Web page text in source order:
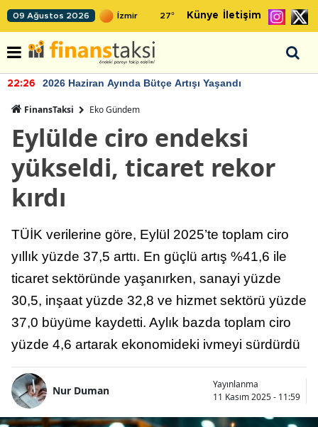
09 Ağustos 2026 27° Künye İletişim
22:26 2026 Haziran Ayında Bütçe Artışı Yaşandı
FinansTaksi Eko Gündem
Eylülde ciro endeksi
yükseldi, ticaret rekor
kırdı
TÜİK verilerine göre, Eylül 2025’te toplam ciro
yıllık yüzde 37,5 arttı. En güçlü artış %41,6 ile
ticaret sektöründe yaşanırken, sanayi yüzde
30,5, inşaat yüzde 32,8 ve hizmet sektörü yüzde
37,0 büyüme kaydetti. Aylık bazda toplam ciro
yüzde 4,6 artarak ekonomideki ivmeyi sürdürdü
Nur Duman
Yayınlanma
11 Kasım 2025 - 11:59